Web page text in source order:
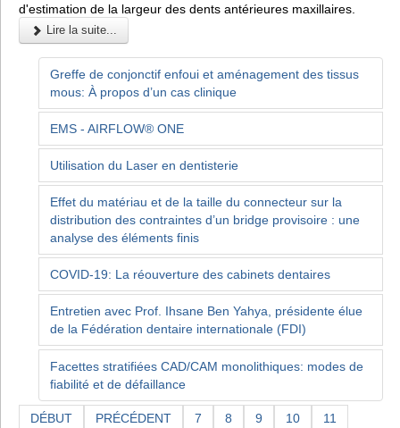
d'estimation de la largeur des dents antérieures maxillaires.
Lire la suite...
Greffe de conjonctif enfoui et aménagement des tissus
mous: À propos d’un cas clinique
EMS - AIRFLOW® ONE
Utilisation du Laser en dentisterie
Effet du matériau et de la taille du connecteur sur la
distribution des contraintes d’un bridge provisoire : une
analyse des éléments finis
COVID-19: La réouverture des cabinets dentaires
Entretien avec Prof. Ihsane Ben Yahya, présidente élue
de la Fédération dentaire internationale (FDI)
Facettes stratifiées CAD/CAM monolithiques: modes de
fiabilité et de défaillance
DÉBUT PRÉCÉDENT 7 8 9 10 11